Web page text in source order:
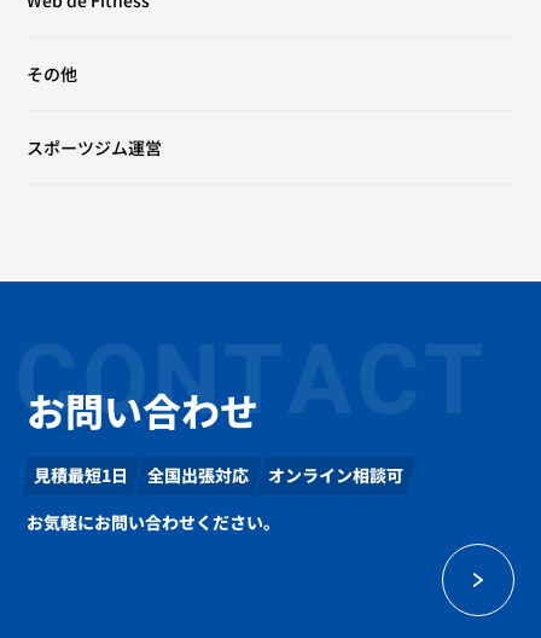
その他
スポーツジム運営
お問い合わせ
CONTACT
見積最短1日 全国出張対応
オンライン相談可
お気軽にお問い合わせください。